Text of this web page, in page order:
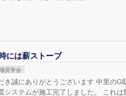
には薪ストーブ
見学会
き誠にありがとうございます 中里のG
システムが施工完了しました。 これは